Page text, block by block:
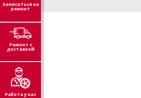
Записаться на
ремонт
Ремонт с
доставкой
Работа у нас